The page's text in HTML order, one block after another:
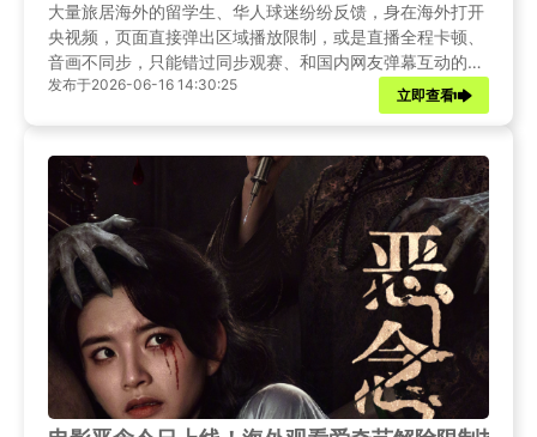
大量旅居海外的留学生、华人球迷纷纷反馈，身在海外打开
央视频，页面直接弹出区域播放限制，或是直播全程卡顿、
音画不同步，只能错过同步观赛、和国内网友弹幕互动的乐
趣。本篇文章先带来最新赛事资讯，手把手教海外球迷顺畅
发布于2026-06-16 14:30:25
立即查看